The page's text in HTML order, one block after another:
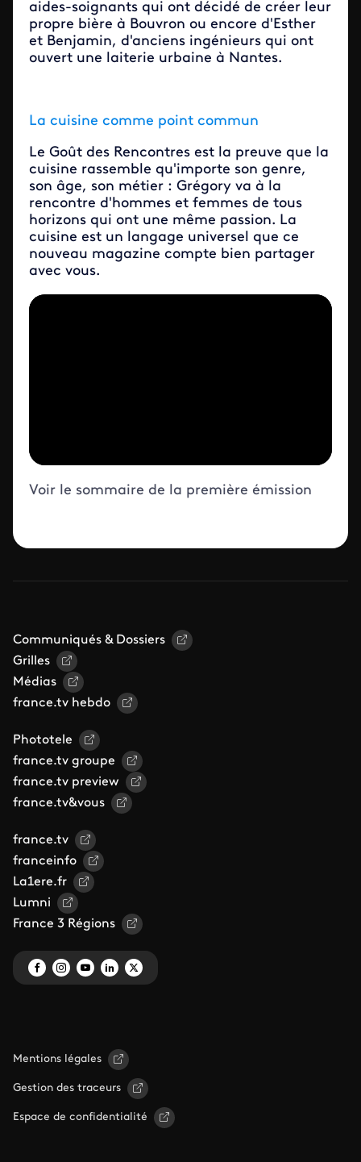
aides-soignants qui ont décidé de créer leur
propre bière à Bouvron ou encore d'Esther
et Benjamin, d'anciens ingénieurs qui ont
ouvert une laiterie urbaine à Nantes.
La cuisine comme point commun
Le Goût des Rencontres est la preuve que la
cuisine rassemble qu'importe son genre,
son âge, son métier : Grégory va à la
rencontre d'hommes et femmes de tous
horizons qui ont une même passion. La
cuisine est un langage universel que ce
nouveau magazine compte bien partager
avec vous.
Voir le sommaire de la première émission
Communiqués & Dossiers
Grilles
Médias
france.tv hebdo
Phototele
france.tv groupe
france.tv preview
france.tv&vous
france.tv
franceinfo
La1ere.fr
Lumni
France 3 Régions
Mentions légales
Gestion des traceurs
Espace de confidentialité